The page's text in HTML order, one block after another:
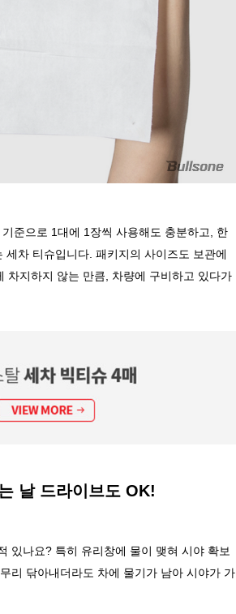
준으로 1대에 1 장씩 사용해도 충분하고
한
세차 티슈입니다 패키지의 사이즈도 보관에
차지하지 않는 만큼
차량에 구비하고 있다가
날 드라이브도 OK!
있나요? 특히 유리창에 물이 맺혀 시야 확보
리 닦아내더라도 차에 물기가 남아 시야가 가